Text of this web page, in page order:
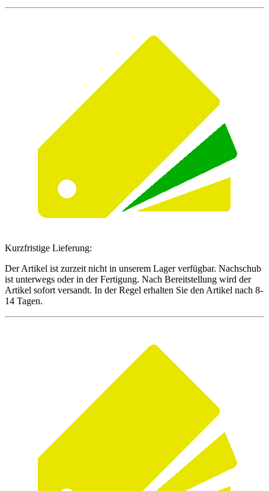
Kurzfristige Lieferung:
Der Artikel ist zurzeit nicht in unserem Lager verfügbar. Nachschub
ist unterwegs oder in der Fertigung. Nach Bereitstellung wird der
Artikel sofort versandt. In der Regel erhalten Sie den Artikel nach 8-
14 Tagen.